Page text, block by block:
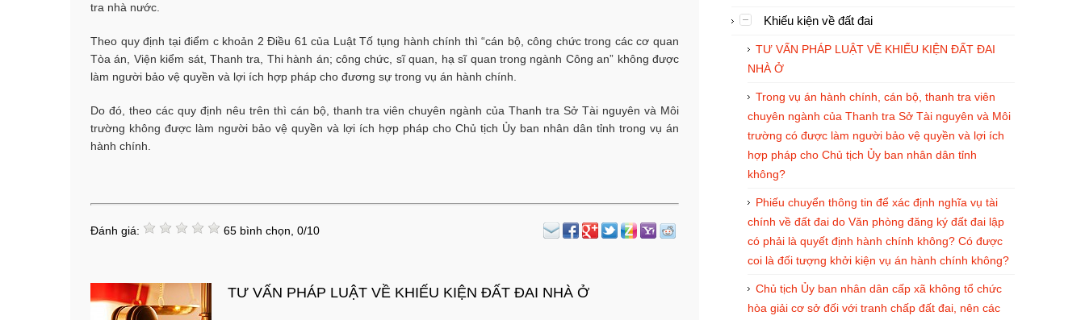
tra nhà nước.
Theo quy định tại điểm c khoản 2 Điều 61 của Luật Tố tụng hành chính thì “cán bộ, công chức trong các cơ quan
Tòa án, Viện kiểm sát, Thanh tra, Thi hành án; công chức, sĩ quan, hạ sĩ quan trong ngành Công an” không được
làm người bảo vệ quyền và lợi ích hợp pháp cho đương sự trong vụ án hành chính.
Do đó, theo các quy định nêu trên thì cán bộ, thanh tra viên chuyên ngành của Thanh tra Sở Tài nguyên và Môi
trường không được làm người bảo vệ quyền và lợi ích hợp pháp cho Chủ tịch Ủy ban nhân dân tỉnh trong vụ án
hành chính.
Đánh giá: 65 bình chọn, 0/10
TƯ VẤN PHÁP LUẬT VỀ KHIẾU KIỆN ĐẤT ĐAI NHÀ Ở
Khiếu kiện về đất đai
TƯ VẤN PHÁP LUẬT VỀ KHIẾU KIỆN ĐẤT ĐAI
NHÀ Ở
Trong vụ án hành chính, cán bộ, thanh tra viên
chuyên ngành của Thanh tra Sở Tài nguyên và Môi
trường có được làm người bảo vệ quyền và lợi ích
hợp pháp cho Chủ tịch Ủy ban nhân dân tỉnh
không?
Phiếu chuyển thông tin để xác định nghĩa vụ tài
chính về đất đai do Văn phòng đăng ký đất đai lập
có phải là quyết định hành chính không? Có được
coi là đối tượng khởi kiện vụ án hành chính không?
Chủ tịch Ủy ban nhân dân cấp xã không tổ chức
hòa giải cơ sở đối với tranh chấp đất đai, nên các